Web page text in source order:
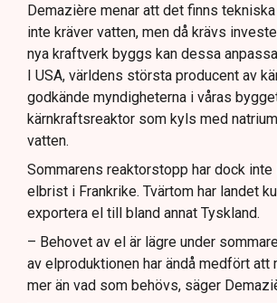
Demazière menar att det finns
inte kräver vatten, men då krävs
nya kraftverk byggs kan dessa
I USA, världens största producent av
godkände myndigheterna i våras
kärnkraftsreaktor som kyls med
vatten.
Sommarens reaktorstopp har dock
elbrist i Frankrike. Tvärtom har landet
exportera el till bland annat Tyskland.
– Behovet av el är lägre under
av elproduktionen har ändå medfört att
mer än vad som behövs, säger